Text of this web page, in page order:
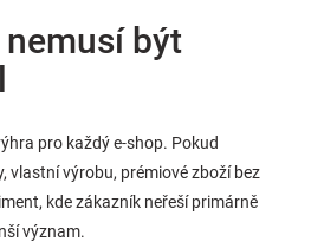
nemusí být
pro každý e-shop. Pokud
vlastní výrobu, prémiové zboží bez
kde zákazník neřeší primárně
význam.